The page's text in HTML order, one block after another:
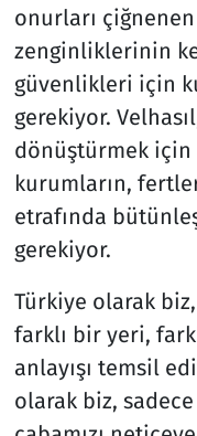
onurları
zenginliklerinin
güvenlikleri için
gerekiyor.
dönüştürmek
kurumların,
etrafında
gerekiyor.
Türkiye olarak
farklı bir yeri,
anlayışı temsil
olarak biz,